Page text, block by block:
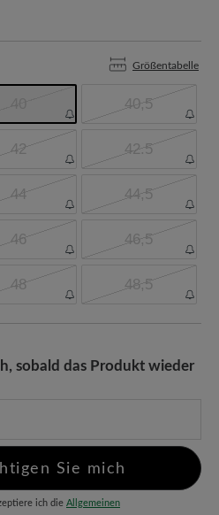
Größentabelle
40,5
42 42.5
44 44,5
46 46,5
48 48,5
sobald das Produkt wieder
Sie mich
ich die Allgemeinen